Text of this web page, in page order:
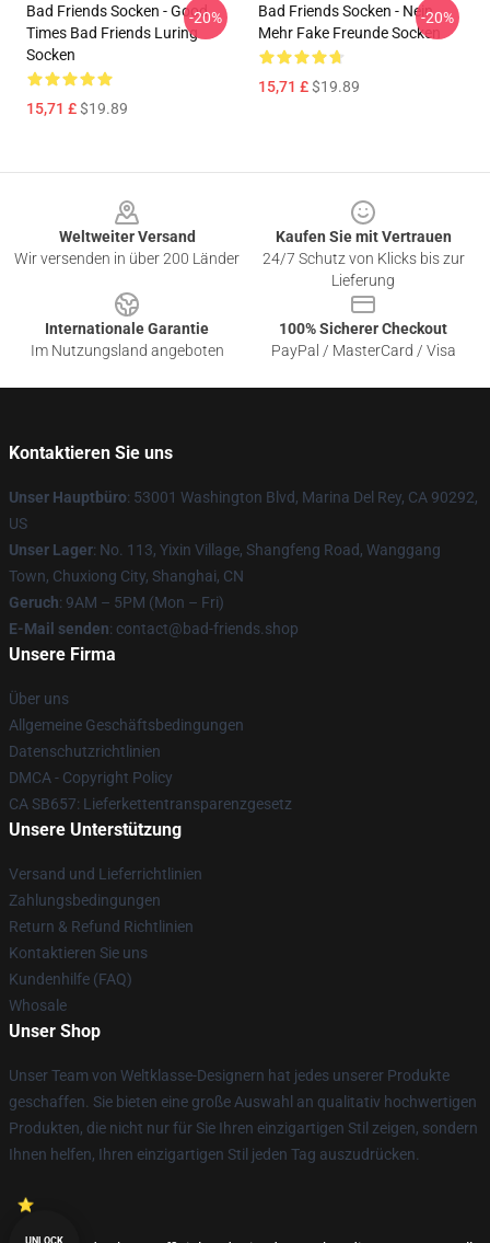
Bad Friends Socken - Good
Times Bad Friends Luring
Socken
15,71 £$19.89
-20%
Bad Friends Socken - Nein
Mehr Fake Freunde Socken
15,71 £$19.89
-20%
Weltweiter Versand
Wir versenden in über 200 Länder
Kaufen Sie mit Vertrauen
24/7 Schutz von Klicks bis zur
Lieferung
Internationale Garantie
Im Nutzungsland angeboten
100% Sicherer Checkout
PayPal / MasterCard / Visa
Kontaktieren Sie uns
Unser Hauptbüro: 53001 Washington Blvd, Marina Del Rey, CA 90292,
US
Unser Lager: No. 113, Yixin Village, Shangfeng Road, Wanggang
Town, Chuxiong City, Shanghai, CN
Geruch: 9AM – 5PM (Mon – Fri)
E-Mail senden: contact@bad-friends.shop
Unsere Firma
Über uns
Allgemeine Geschäftsbedingungen
Datenschutzrichtlinien
DMCA - Copyright Policy
CA SB657: Lieferkettentransparenzgesetz
Unsere Unterstützung
Versand und Lieferrichtlinien
Zahlungsbedingungen
Return & Refund Richtlinien
Kontaktieren Sie uns
Kundenhilfe (FAQ)
Whosale
Unser Shop
Unser Team von Weltklasse-Designern hat jedes unserer Produkte
geschaffen. Sie bieten eine große Auswahl an qualitativ hochwertigen
Produkten, die nicht nur für Sie Ihren einzigartigen Stil zeigen, sondern
Ihnen helfen, Ihren einzigartigen Stil jeden Tag auszudrücken.
UNLOCK